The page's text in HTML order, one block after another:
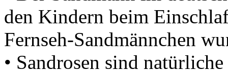
den Kindern beim
Fernseh-Sandmännchen
• Sandrosen sind